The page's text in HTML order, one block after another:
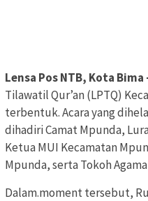
Lensa Pos NTB, Kota Bima
Tilawatil Qur’an (LPTQ)
terbentuk. Acara yang
dihadiri Camat Mpunda,
Ketua MUI Kecamatan
Mpunda, serta Tokoh
Dalam.moment tersebut,